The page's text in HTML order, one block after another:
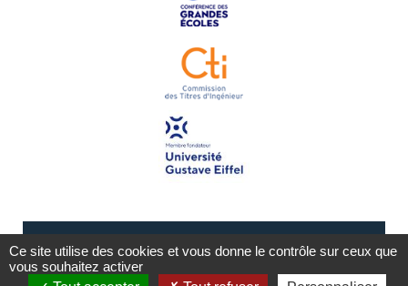
Ce site utilise des cookies et vous donne le contrôle sur ceux que
vous souhaitez activer